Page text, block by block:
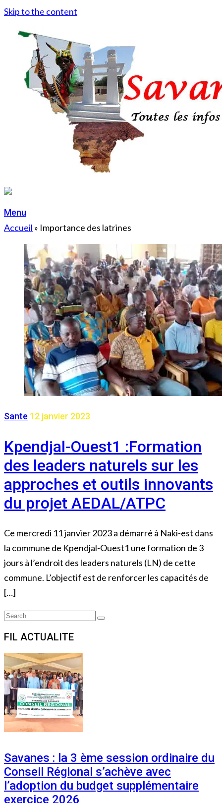
Skip to the content
Menu
Accueil » Importance des latrines
Sante 12 janvier 2023
Kpendjal-Ouest1 :Formation
des leaders naturels sur les
approches et outils innovants
du projet AEDAL/ATPC
Ce mercredi 11 janvier 2023 a démarré à Naki-est dans
la commune de Kpendjal-Ouest1 une formation de 3
jours à l’endroit des leaders naturels (LN) de cette
commune. L’objectif est de renforcer les capacités de
[…]
Search
Search
FIL ACTUALITE
Savanes : la 3 ème session ordinaire du
Conseil Régional s’achève avec
l’adoption du budget supplémentaire
exercice 2026